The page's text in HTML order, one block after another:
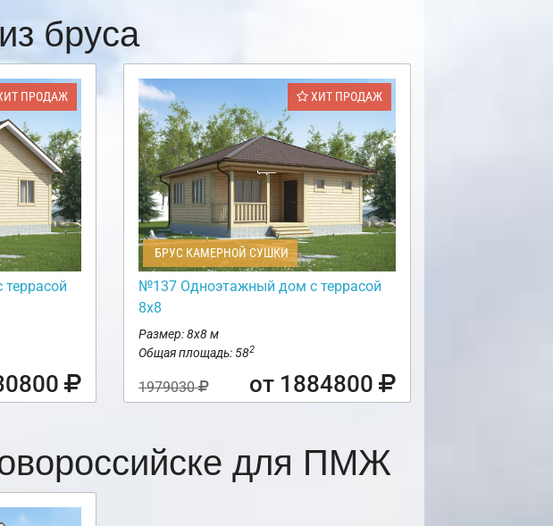
бруса
ПРОДАЖ ХИТ ПРОДАЖ
БРУС КАМЕРНОЙ СУШКИ
№137 Одноэтажный дом с террасой
8х8
Размер: 8х8 м
Общая площадь: 582
1979030 от 1884800
для ПМЖ